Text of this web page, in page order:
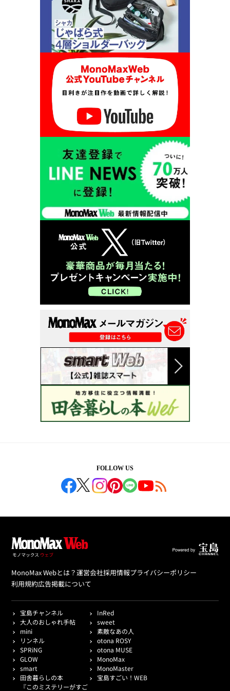
FOLLOW US
MonoMax Webとは？運営会社採用情報プライバシーポリシー
利用規約広告掲載について
宝島チャンネル
InRed
大人のおしゃれ手帖
sweet
mini
素敵なあの人
リンネル
otona ROSY
SPRiNG
otona MUSE
GLOW
MonoMax
smart
MonoMaster
田舎暮らしの本
宝島すごい！WEB
『このミステリーがすご